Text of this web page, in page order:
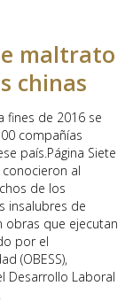
maltrato
chinas
fines de 2016 se
compañías
país.Página Siete
al
de los
insalubres de
que ejecutan
por el
(OBESS),
Desarrollo Laboral